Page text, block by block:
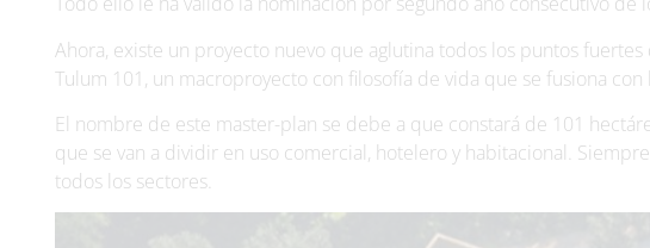
Ahora, existe un proyecto nuevo que aglutina todos los puntos
Tulum 101, un macroproyecto con filosofía de vida que se fusiona con
El nombre de este master-plan se debe a que constará de 101
que se van a dividir en uso comercial, hotelero y habitacional.
todos los sectores.